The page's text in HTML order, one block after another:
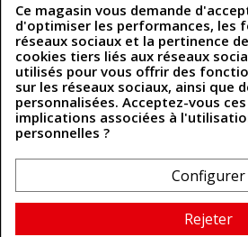
Politique de confidentialité
Politique des cookies
Contactez-nous
Coordonnées
493 Chemin de Catougnac
contact@cuirenstock.com
Ce magasin vous demande
d'optimiser les performances, les
réseaux sociaux et la pertinence
cookies tiers liés aux réseaux
utilisés pour vous offrir des
sur les réseaux sociaux, ainsi que
personnalisées. Acceptez-vous
implications associées à
personnelles ?
Configurer
Rejeter